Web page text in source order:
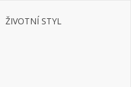
ŽIVOTNÍ STYL